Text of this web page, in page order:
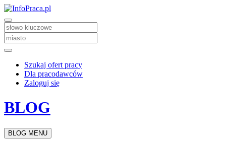
Szukaj ofert pracy
Dla pracodawców
Zaloguj się
BLOG
BLOG MENU